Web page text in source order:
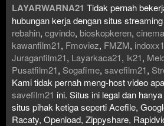
LAYARWARNA21 Tidak pernah
hubungan kerja dengan situs
rebahin, cgvindo, bioskopkeren,
kawanfilm21, Fmoviez, FMZM, indoxx1
Juraganfilm21, Layarkaca21, lk21,
Pusatfilm21, Sogafime, savefilm21,
Kami tidak pernah meng-host video
savefilm21 ini. Situs ini legal dan
situs pihak ketiga seperti Acefile,
Racaty, Openload, Zippyshare,